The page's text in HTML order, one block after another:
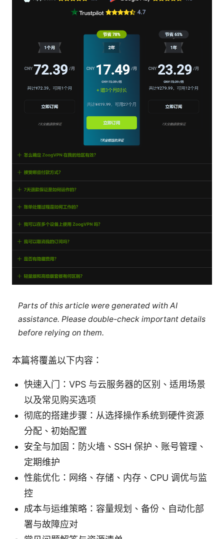
Parts of this article were generated with AI
assistance. Please double-check important details
before relying on them.
本篇将覆盖以下内容：
快速入门：VPS 与云服务器的区别、适用场景
以及常见购买选项
彻底的搭建步骤：从选择操作系统到硬件资源
分配、初始配置
安全与加固：防火墙、SSH 保护、账号管理、
定期维护
性能优化：网络、存储、内存、CPU 调优与监
控
成本与运维策略：容量规划、备份、自动化部
署与故障应对